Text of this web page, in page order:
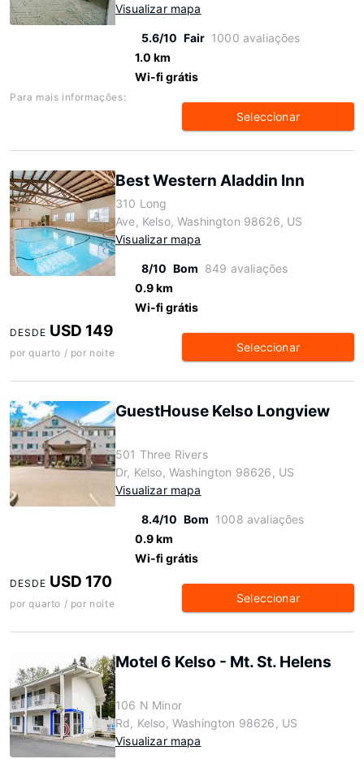
Visualizar mapa
5.6/10 Fair 1000 avaliações
1.0 km
Wi-fi grátis
Para mais informações:
Seleccionar
Best Western Aladdin Inn
310 Long
Ave, Kelso, Washington 98626, US
Visualizar mapa
8/10 Bom 849 avaliações
0.9 km
Wi-fi grátis
DESDE USD 149
por quarto / por noite Seleccionar
GuestHouse Kelso Longview
501 Three Rivers
Dr, Kelso, Washington 98626, US
Visualizar mapa
8.4/10 Bom 1008 avaliações
0.9 km
Wi-fi grátis
DESDE USD 170
por quarto / por noite Seleccionar
Motel 6 Kelso - Mt. St. Helens
106 N Minor
Rd, Kelso, Washington 98626, US
Visualizar mapa